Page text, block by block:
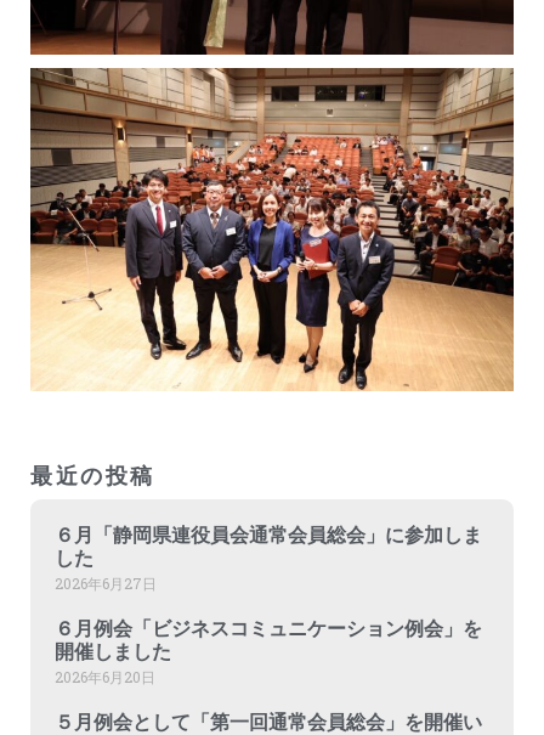
最近の投稿
６月「静岡県連役員会通常会員総会」に参加しま
した
2026年6月27日
６月例会「ビジネスコミュニケーション例会」を
開催しました
2026年6月20日
５月例会として「第一回通常会員総会」を開催い